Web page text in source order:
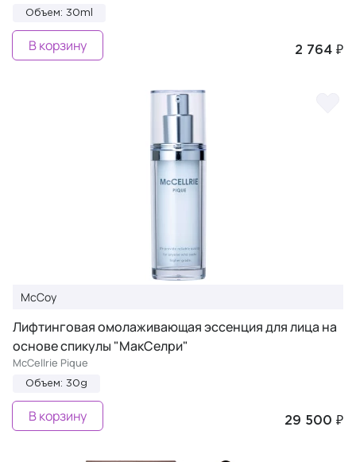
Объем: 30ml
2 764 ₽
В корзину
McCoy
Лифтинговая омолаживающая эссенция для лица на
основе спикулы "МакСелри"
McCellrie Pique
Объем: 30g
29 500 ₽
В корзину